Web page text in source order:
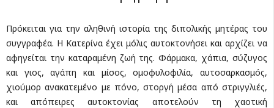
Πρόκειται για την αληθινή ιστορία της διπολικής μητέρας του
συγγραφέα. Η Κατερίνα έχει μόλις αυτοκτονήσει και αρχίζει να
αφηγείται την καταραμένη ζωή της. Φάρμακα, χάπια, σύζυγος
και γιος, αγάπη και μίσος, ομοφυλοφιλία, αυτοσαρκασμός,
χιούμορ ανακατεμένο με πόνο, στοργή μέσα από στριγγλιές,
και απόπειρες αυτοκτονίας αποτελούν τη χαοτική